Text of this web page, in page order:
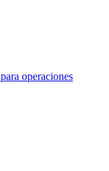
operaciones